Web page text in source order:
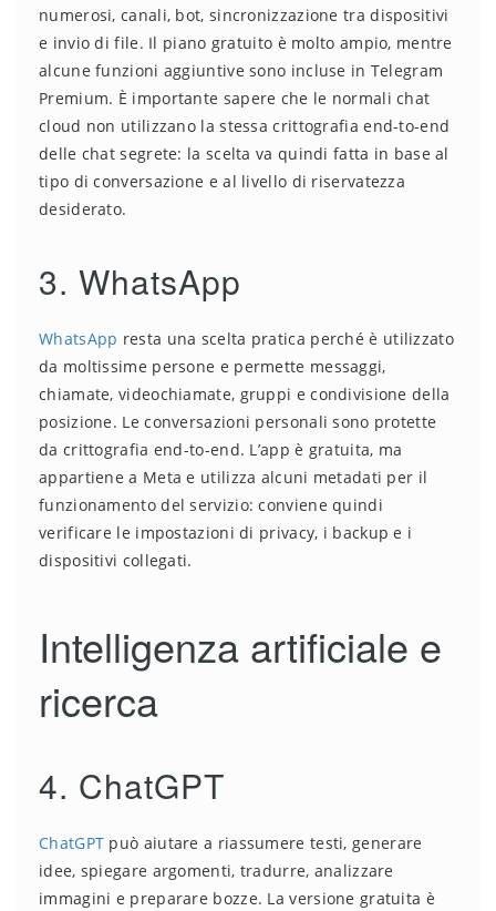
numerosi, canali, bot, sincronizzazione tra dispositivi
e invio di file. Il piano gratuito è molto ampio, mentre
alcune funzioni aggiuntive sono incluse in Telegram
Premium. È importante sapere che le normali chat
cloud non utilizzano la stessa crittografia end-to-end
delle chat segrete: la scelta va quindi fatta in base al
tipo di conversazione e al livello di riservatezza
desiderato.
3. WhatsApp
WhatsApp resta una scelta pratica perché è utilizzato
da moltissime persone e permette messaggi,
chiamate, videochiamate, gruppi e condivisione della
posizione. Le conversazioni personali sono protette
da crittografia end-to-end. L’app è gratuita, ma
appartiene a Meta e utilizza alcuni metadati per il
funzionamento del servizio: conviene quindi
verificare le impostazioni di privacy, i backup e i
dispositivi collegati.
Intelligenza artificiale e
ricerca
4. ChatGPT
ChatGPT può aiutare a riassumere testi, generare
idee, spiegare argomenti, tradurre, analizzare
immagini e preparare bozze. La versione gratuita è